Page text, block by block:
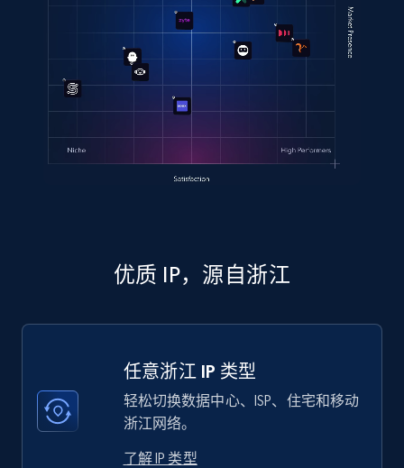
优质 IP，源自浙江
任意浙江 IP 类型
轻松切换数据中心、ISP、住宅和移动
浙江网络。
了解 IP 类型